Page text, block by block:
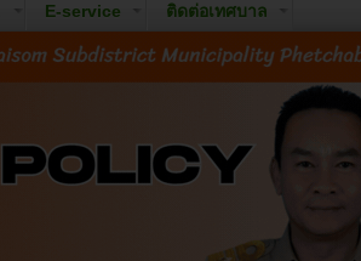
E-service ติดต่อเทศบาล